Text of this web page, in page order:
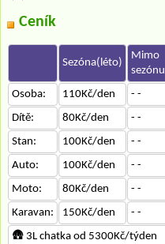
Ceník
Sezóna(léto)
Mimo
sezónu
Osoba:
110Kč/den - -
Dítě:
80Kč/den - -
Stan:
100Kč/den - -
Auto:
100Kč/den - -
Moto:
80Kč/den - -
Karavan:
150Kč/den - -
🛖 3L chatka od 5300Kč/týden